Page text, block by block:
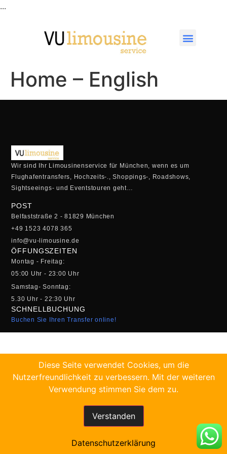
...
Home – English
Wir sind Ihr Limousinenservice für München, wenn es um
Flughafentransfers, Hochzeits-., Shoppings-, Roadshows,
Sightseeings- und Eventstouren geht…
POST
Belfaststraße 2 - 81829 München
+49 1523 4078 365
info@vu-limousine.de
ÖFFUNGSZEITEN
Montag - Freitag:
05:00 Uhr - 23:00 Uhr
Samstag- Sonntag:
5.30 Uhr - 22:30 Uhr
SCHNELLBUCHUNG
Buchen Sie Ihren Transfer online!
Diese Seite verwendet Cookies, um die
Nutzerfreundlichkeit zu verbessern. Mit der weiteren
Verwendung stimmen Sie dem zu.
Verstanden
Datenschutzerklärung